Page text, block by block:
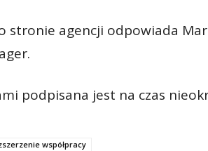
stronie agencji odpowiada
podpisana jest na czas
współpracy